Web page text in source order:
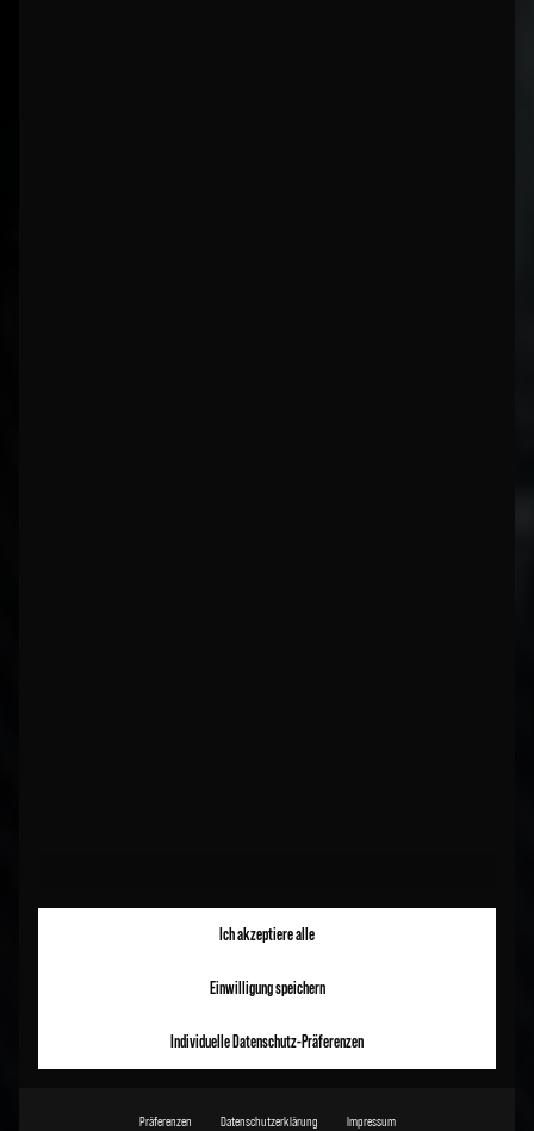
Ich akzeptiere alle
Einwilligung speichern
Individuelle Datenschutz-Präferenzen
Präferenzen Datenschutzerklärung Impressum